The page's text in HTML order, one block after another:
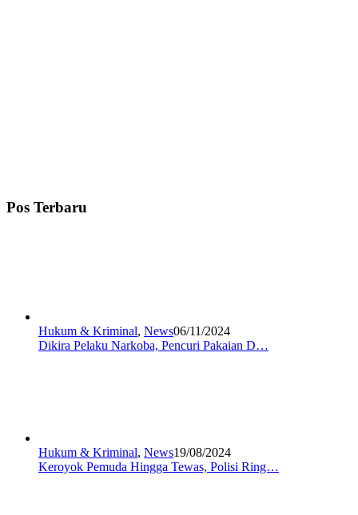
Pos Terbaru
Hukum & Kriminal, News06/11/2024
Dikira Pelaku Narkoba, Pencuri Pakaian D…
Hukum & Kriminal, News19/08/2024
Keroyok Pemuda Hingga Tewas, Polisi Ring…